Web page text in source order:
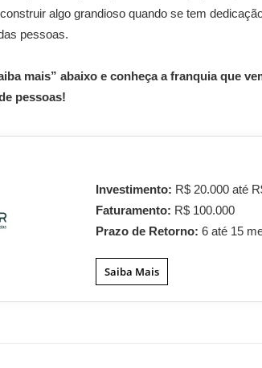
algo grandioso quando se tem
pessoas.
mais” abaixo e conheça a franquia que
pessoas!
Investimento: R$ 20.000 até
Faturamento: R$ 100.000
Prazo de Retorno:6 até 15
Saiba Mais